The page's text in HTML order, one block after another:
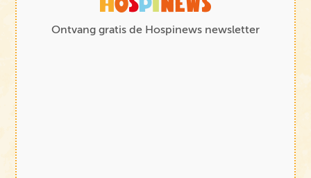
Ontvang gratis de Hospinews newsletter